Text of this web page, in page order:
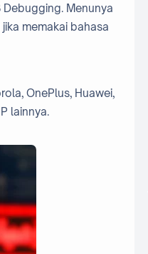
Menunya
memakai bahasa
OnePlus, Huawei,
lainnya.